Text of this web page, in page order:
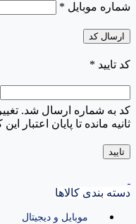
شماره موبایل *
ارسال کد
کد تایید *
کد به شماره ارسال شد.
ثانیه مانده تا پایان اعتبار این
تایید
دسته بندی کالاها
موبایل و دیجیتال